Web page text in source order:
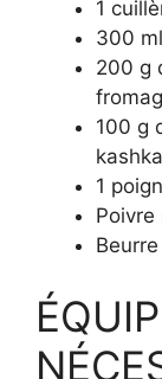
1
300
200 g
100 g
1
Poivre